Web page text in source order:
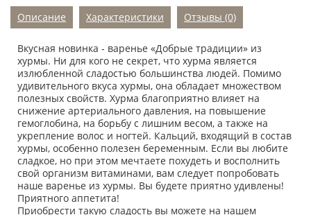
Описание Характеристики Отзывы (0)
Вкусная новинка - варенье «Добрые традиции» из
хурмы. Ни для кого не секрет, что хурма является
излюбленной сладостью большинства людей. Помимо
удивительного вкуса хурмы, она обладает множеством
полезных свойств. Хурма благоприятно влияет на
снижение артериального давления, на повышение
гемоглобина, на борьбу с лишним весом, а также на
укрепление волос и ногтей. Кальций, входящий в состав
хурмы, особенно полезен беременным. Если вы любите
сладкое, но при этом мечтаете похудеть и восполнить
свой организм витаминами, вам следует попробовать
наше варенье из хурмы. Вы будете приятно удивлены!
Приятного аппетита!
Приобрести такую сладость вы можете на нашем